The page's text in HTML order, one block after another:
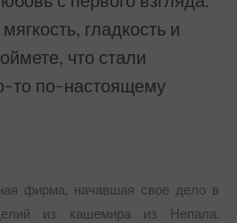
гладкость и
что стали
то по-настоящему
фирма, начавшая свое дело в
из кашемира из Непала.